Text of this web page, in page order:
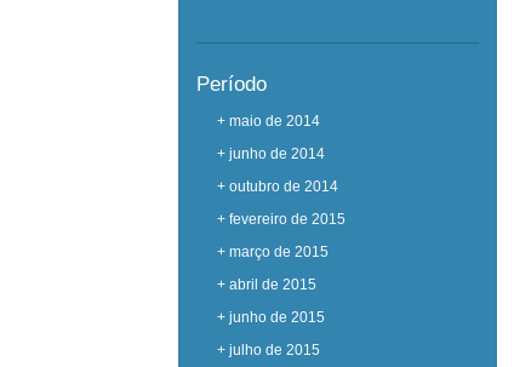
Período
+ maio de 2014
+ junho de 2014
+ outubro de 2014
+ fevereiro de 2015
+ março de 2015
+ abril de 2015
+ junho de 2015
+ julho de 2015